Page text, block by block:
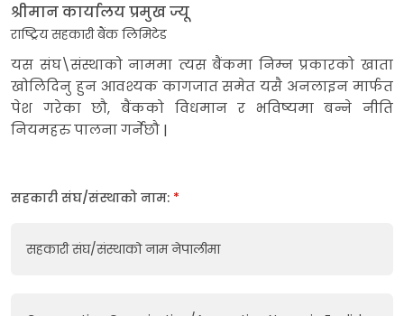
श्रीमान कार्यालय प्रमुख ज्यू
राष्ट्रिय सहकारी बैंक लिमिटेड
यस संघ\संस्थाको नाममा त्यस बैंकमा निम्न प्रकारको खाता
खोलिदिनु हुन आवश्यक कागजात समेत यसै अनलाइन मार्फत
पेश गरेका छौ, बैंकको विधमान र भविष्यमा बन्ने नीति
नियमहरु पालना गर्नेछौ |
सहकारी संघ/संस्थाको नाम: *
सहकारी संघ/संस्थाको नाम नेपालीमा